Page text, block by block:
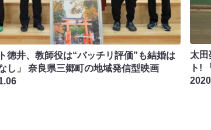
徳井、教師役は“バッチリ評価”も結婚は
し」 奈良県三郷町の地域発信型映画
太
ト!